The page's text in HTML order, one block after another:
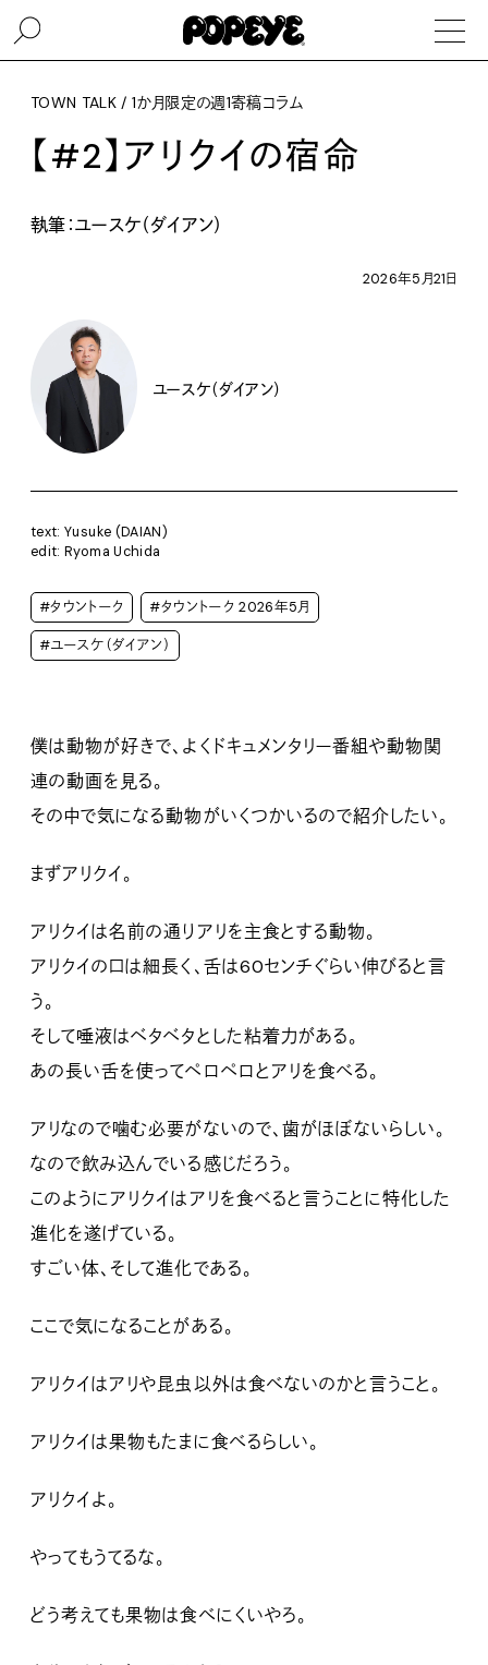
TOWN TALK / 1か月限定の週1寄稿コラム
【#2】アリクイの宿命
執筆：ユースケ（ダイアン）
2026年5月21日
ユースケ（ダイアン）
text: Yusuke (DAIAN)
edit: Ryoma Uchida
#タウントーク #タウントーク 2026年5月
#ユースケ（ダイアン）
僕は動物が好きで、よくドキュメンタリー番組や動物関
連の動画を見る。
その中で気になる動物がいくつかいるので紹介したい。
まずアリクイ。
アリクイは名前の通りアリを主食とする動物。
アリクイの口は細長く、舌は60センチぐらい伸びると言
う。
そして唾液はベタベタとした粘着力がある。
あの長い舌を使ってペロペロとアリを食べる。
アリなので噛む必要がないので、歯がほぼないらしい。
なので飲み込んでいる感じだろう。
このようにアリクイはアリを食べると言うことに特化した
進化を遂げている。
すごい体、そして進化である。
ここで気になることがある。
アリクイはアリや昆虫以外は食べないのかと言うこと。
アリクイは果物もたまに食べるらしい。
アリクイよ。
やってもうてるな。
どう考えても果物は食べにくいやろ。